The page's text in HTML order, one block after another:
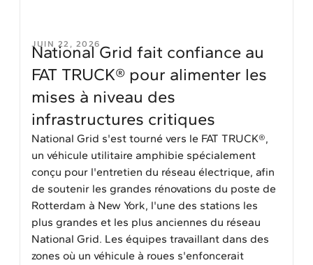
JUIN 22, 2026
National Grid fait confiance au
FAT TRUCK® pour alimenter les
mises à niveau des
infrastructures critiques
National Grid s'est tourné vers le FAT TRUCK®,
un véhicule utilitaire amphibie spécialement
conçu pour l'entretien du réseau électrique, afin
de soutenir les grandes rénovations du poste de
Rotterdam à New York, l'une des stations les
plus grandes et les plus anciennes du réseau
National Grid. Les équipes travaillant dans des
zones où un véhicule à roues s'enfoncerait